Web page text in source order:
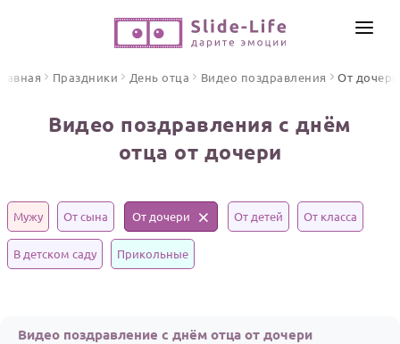
Песни поздравления
Открытки
Стихи и тексты
С Днем рождения
ИНСТРУМЕНТЫ
ЦЕНЫ
ОТЗЫВЫ
Праздники День отца Видео поздравления От дочери
Видео поздравления с днём
отца от дочери
Мужу От сына От дочери От детей От класса
В детском саду Прикольные
Видео поздравление с днём отца от дочери